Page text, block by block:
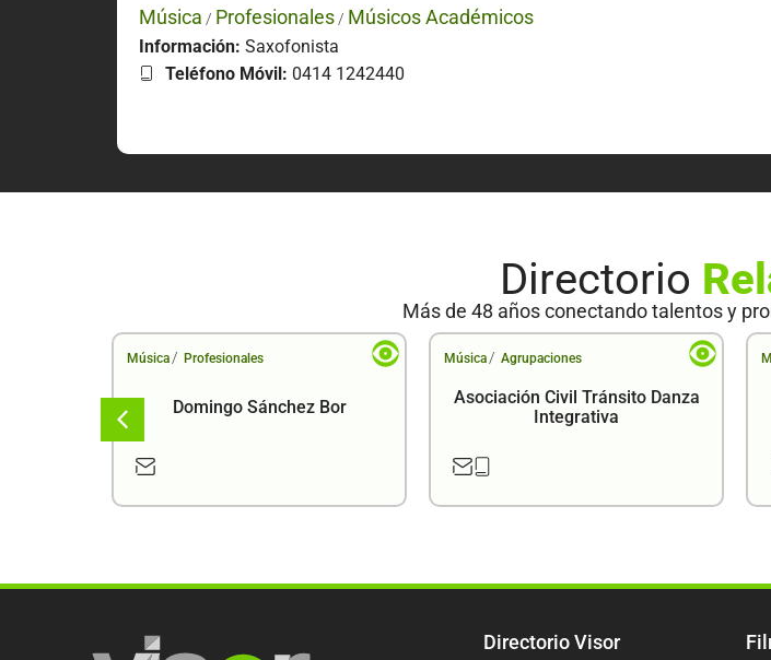
Música / Profesionales / Músicos Académicos
Información: Saxofonista
Teléfono Móvil: 0414 1242440
Directorio
Más de 48 años conectando talentos y
Música / Profesionales
Domingo Sánchez Bor
Música / Agrupaciones
Asociación Civil Tránsito Danza
Integrativa
Directorio Visor